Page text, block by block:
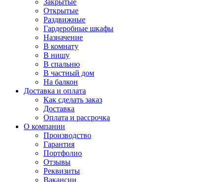
Закрытые
Открытые
Раздвижные
Гардеробные шкафы
Назначение
В комнату
В нишу
В спальню
В частный дом
На балкон
Доставка и оплата
Как сделать заказ
Доставка
Оплата и рассрочка
О компании
Производство
Гарантия
Портфолио
Отзывы
Реквизиты
Вакансии